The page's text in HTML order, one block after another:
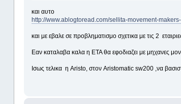
και αυτο
http://www.ablogtoread.com/sellita-movement-
και με εβαλε σε προβληματισμο σχετικα με τις 2
Εαν καταλαβα καλα η ΕΤΑ θα εφοδιαζει με μηχανες
Ισως τελικα η Aristo, στον Aristomatic sw200 ,να